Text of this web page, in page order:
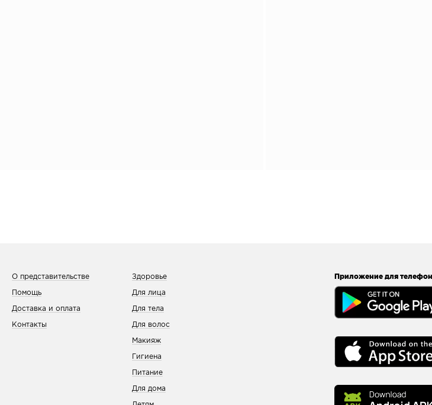
О представительстве
Помощь
Доставка и оплата
Контакты
Здоровье
Для лица
Для тела
Для волос
Макияж
Гигиена
Питание
Для дома
Приложение для